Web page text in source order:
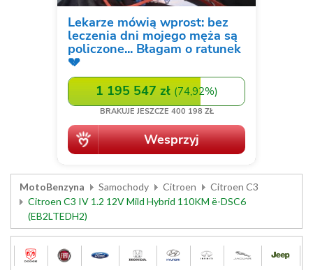
MotoBenzyna Samochody Citroen
Citroen C3
Citroen C3 IV 1.2 12V Mild Hybrid 110KM ë-DSC6
(EB2LTEDH2)